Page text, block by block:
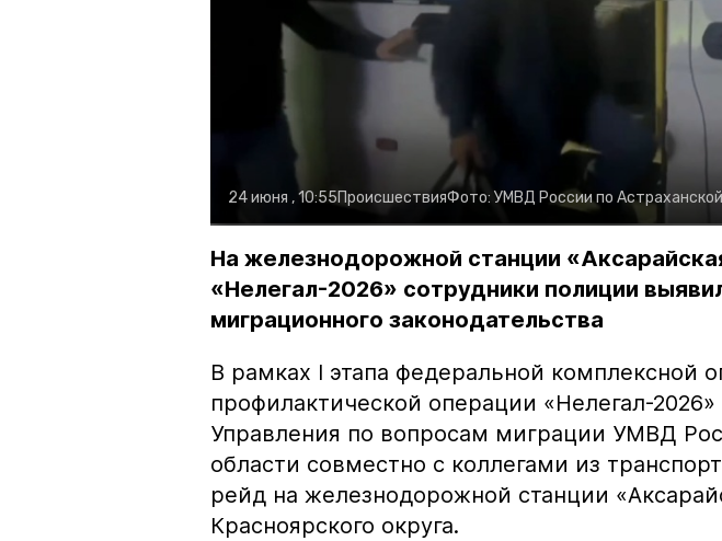
24 июня , 10:55ПроисшествияФото: УМВД России по
На железнодорожной станции
«Нелегал-2026» сотрудники полиции
миграционного законодательства
В рамках I этапа федеральной комплексной
профилактической операции «Нелегал-2026»
Управления по вопросам миграции УМВД
области совместно с коллегами из
рейд на железнодорожной станции
Красноярского округа.